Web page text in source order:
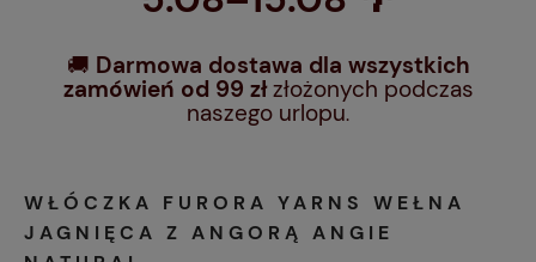
🚚 Darmowa dostawa dla wszystkich
zamówień od 99 złzłożonych podczas
naszego urlopu.
WŁÓCZKA FURORA YARNS WEŁNA
JAGNIĘCA Z ANGORĄ ANGIE